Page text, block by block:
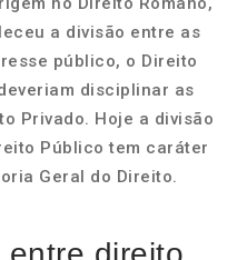
a divisão entre as
público, o Direito
disciplinar as
Privado. Hoje a divisão
Público tem caráter
Geral do Direito.